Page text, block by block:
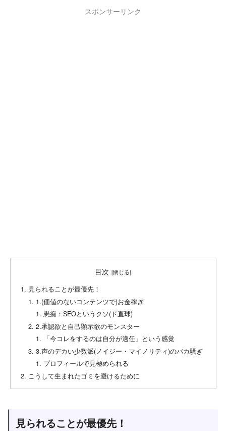
スポンサーリンク
目次
見られることが最優先！
1.(価値のないコンテンツで)お金稼ぎ
愚痴：SEOというクソ(ド直球)
2.承認欲と自己顕示欲のモンスター
「今コレをするのは自分が適任」という感覚
3.声のデカい少数派(ノイジー・マイノリティ)のバカ騒ぎ
プロフィールで見極められる
こうして生まれたゴミを避けるために
見られることが最優先！